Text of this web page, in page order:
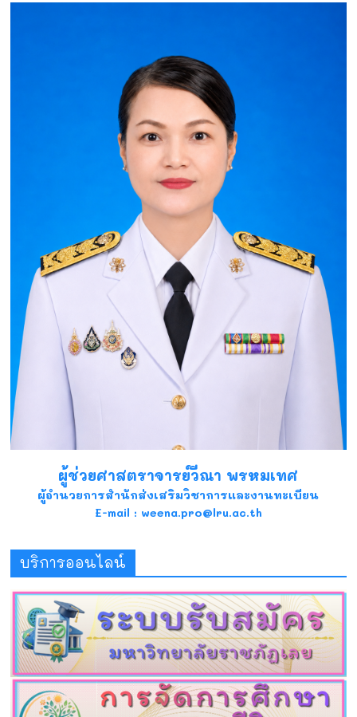
ผู้ช่วยศาสตราจารย์วีณา พรหมเทศ
ผู้อำนวยการสำนักส่งเสริมวิชาการและงานทะเบียน
E-mail : weena.pro@lru.ac.th
บริการออนไลน์